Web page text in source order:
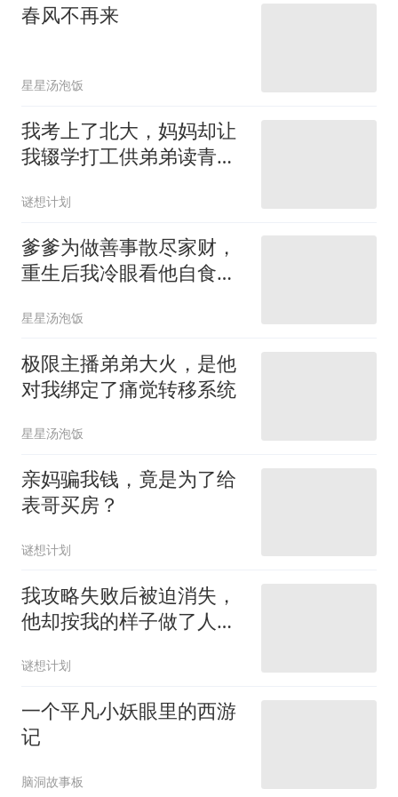
春风不再来
星星汤泡饭
我考上了北大，妈妈却让
我辍学打工供弟弟读青
谜想计划
爹爹为做善事散尽家财，
重生后我冷眼看他自食恶
星星汤泡饭
极限主播弟弟大火，是他
对我绑定了痛觉转移系统
星星汤泡饭
亲妈骗我钱，竟是为了给
表哥买房？
谜想计划
我攻略失败后被迫消失，
他却按我的样子做了人
谜想计划
一个平凡小妖眼里的西游
记
脑洞故事板